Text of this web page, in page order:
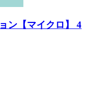
ン【マイクロ】 4